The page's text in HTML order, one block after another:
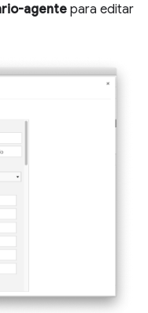
agente para editar